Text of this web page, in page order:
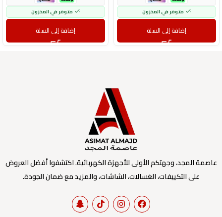
متوفر في المخزون
إضافة إلى السلة
متوفر في المخزون
إضافة إلى السلة
عاصمة المجد، وجهتكم الأولى للأجهزة الكهربائية. اكتشفوا أفضل العروض
على التكييفات، الغسالات، الشاشات، والمزيد مع ضمان الجودة.